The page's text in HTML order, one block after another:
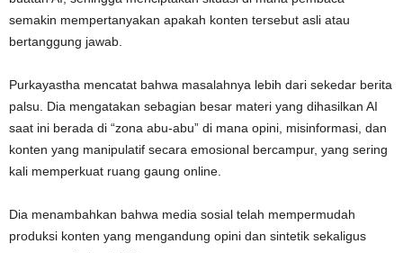
semakin mempertanyakan apakah konten tersebut asli atau
bertanggung jawab.
Purkayastha mencatat bahwa masalahnya lebih dari sekedar berita
palsu. Dia mengatakan sebagian besar materi yang dihasilkan AI
saat ini berada di “zona abu-abu” di mana opini, misinformasi, dan
konten yang manipulatif secara emosional bercampur, yang sering
kali memperkuat ruang gaung online.
Dia menambahkan bahwa media sosial telah mempermudah
produksi konten yang mengandung opini dan sintetik sekaligus